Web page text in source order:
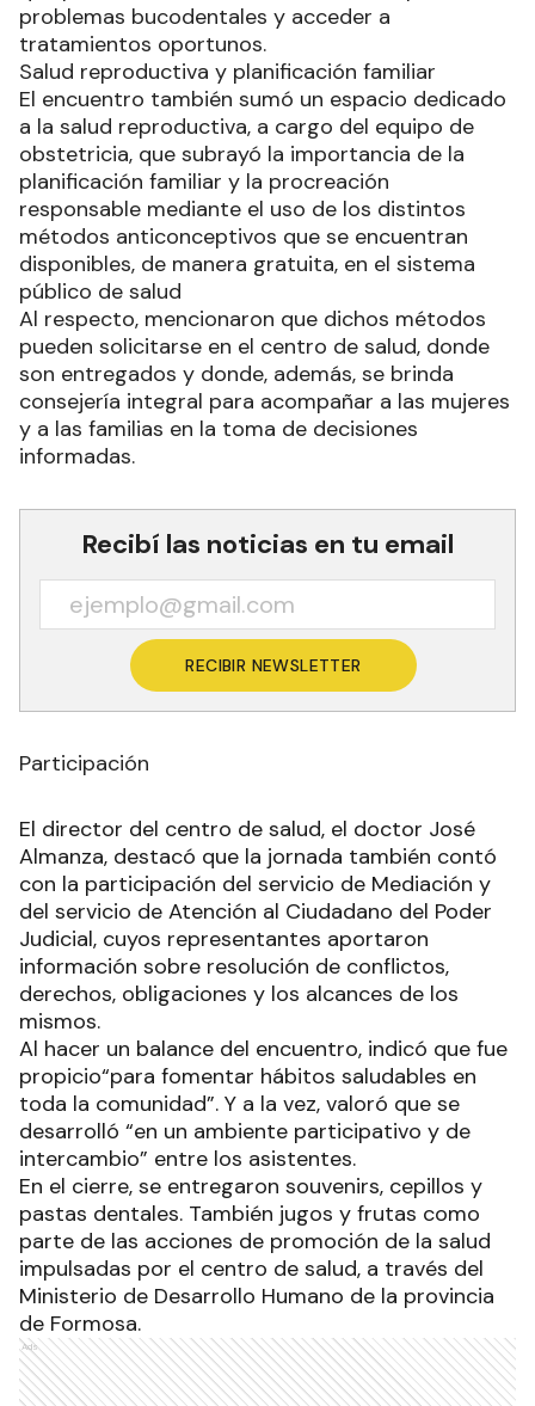
problemas bucodentales y acceder a
tratamientos oportunos.
Salud reproductiva y planificación familiar
El encuentro también sumó un espacio dedicado
a la salud reproductiva, a cargo del equipo de
obstetricia, que subrayó la importancia de la
planificación familiar y la procreación
responsable mediante el uso de los distintos
métodos anticonceptivos que se encuentran
disponibles, de manera gratuita, en el sistema
público de salud
Al respecto, mencionaron que dichos métodos
pueden solicitarse en el centro de salud, donde
son entregados y donde, además, se brinda
consejería integral para acompañar a las mujeres
y a las familias en la toma de decisiones
informadas.
Recibí las noticias en tu email
RECIBIR NEWSLETTER
Participación
El director del centro de salud, el doctor José
Almanza, destacó que la jornada también contó
con la participación del servicio de Mediación y
del servicio de Atención al Ciudadano del Poder
Judicial, cuyos representantes aportaron
información sobre resolución de conflictos,
derechos, obligaciones y los alcances de los
mismos.
Al hacer un balance del encuentro, indicó que fue
propicio“para fomentar hábitos saludables en
toda la comunidad”. Y a la vez, valoró que se
desarrolló “en un ambiente participativo y de
intercambio” entre los asistentes.
En el cierre, se entregaron souvenirs, cepillos y
pastas dentales. También jugos y frutas como
parte de las acciones de promoción de la salud
impulsadas por el centro de salud, a través del
Ministerio de Desarrollo Humano de la provincia
de Formosa.
Ads